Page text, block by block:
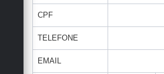
CPF
TELEFONE
EMAIL